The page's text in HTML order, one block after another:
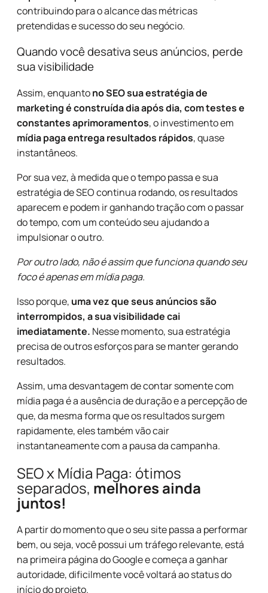
contribuindo para o alcance das métricas
pretendidas e sucesso do seu negócio.
Quando você desativa seus anúncios, perde
sua visibilidade
Assim, enquantono SEO sua estratégia de
marketing é construída dia após dia, com testes e
constantes aprimoramentos, o investimento em
mídia paga entrega resultados rápidos, quase
instantâneos.
Por sua vez, à medida que o tempo passa e sua
estratégia de SEO continua rodando, os resultados
aparecem e podem ir ganhando tração com o passar
do tempo, com um conteúdo seu ajudando a
impulsionar o outro.
Por outro lado, não é assim que funciona quando seu
foco é apenas em mídia paga.
Isso porque, uma vez que seus anúncios são
interrompidos, a sua visibilidade cai
imediatamente. Nesse momento, sua estratégia
precisa de outros esforços para se manter gerando
resultados.
Assim, uma desvantagem de contar somente com
mídia paga é a ausência de duração e a percepção de
que, da mesma forma que os resultados surgem
rapidamente, eles também vão cair
instantaneamente com a pausa da campanha.
SEO x Mídia Paga: ótimos
separados, melhores ainda
juntos!
A partir do momento que o seu site passa a performar
bem, ou seja, você possui um tráfego relevante, está
na primeira página do Google e começa a ganhar
autoridade, dificilmente você voltará ao status do
início do projeto.